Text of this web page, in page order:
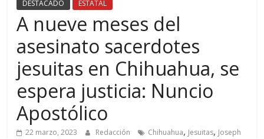
DESTACADO ESTATAL
A nueve meses del
asesinato sacerdotes
jesuitas en Chihuahua, se
espera justicia: Nuncio
Apostólico
22 marzo, 2023 Redacción Chihuahua, Jesuitas, Joseph